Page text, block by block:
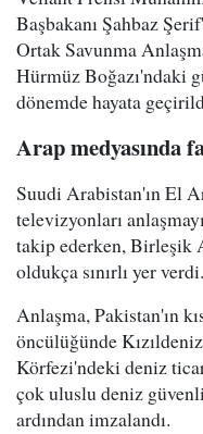
Başbakanı Şahbaz
Ortak Savunma
Hürmüz Boğazı'ndaki
dönemde hayata
Arap medyasında
Suudi Arabistan'ın El
televizyonları
takip ederken, Birleşik
oldukça sınırlı yer verdi.
Anlaşma, Pakistan'ın
öncülüğünde
Körfezi'ndeki deniz
çok uluslu deniz
ardından imzalandı.